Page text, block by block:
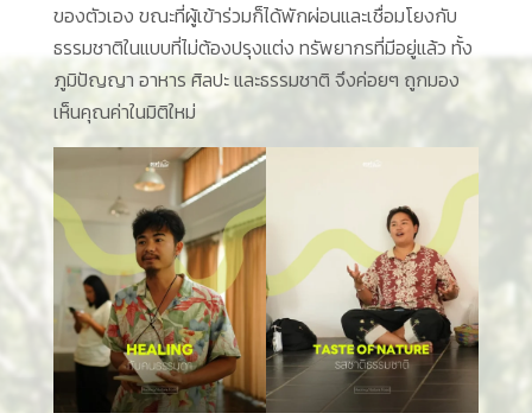
ของตัวเอง ขณะที่ผู้เข้าร่วมก็ได้พักผ่อนและเชื่อมโยงกับ
ธรรมชาติในแบบที่ไม่ต้องปรุงแต่ง ทรัพยากรที่มีอยู่แล้ว ทั้ง
ภูมิปัญญา อาหาร ศิลปะ และธรรมชาติ จึงค่อยๆ ถูกมอง
เห็นคุณค่าในมิติใหม่